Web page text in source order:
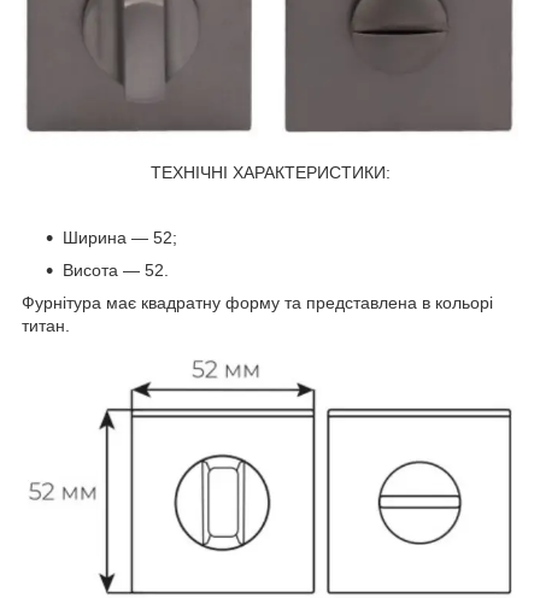
ТЕХНІЧНІ ХАРАКТЕРИСТИКИ:
Ширина — 52;
Висота — 52.
Фурнітура має квадратну форму та представлена в кольорі
титан.